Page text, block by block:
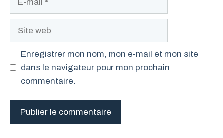
Enregistrer mon nom, mon e-mail et mon site
dans le navigateur pour mon prochain
commentaire.